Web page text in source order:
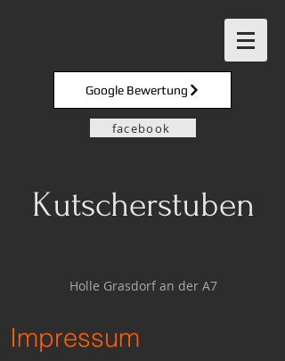
Google Bewertung
facebook
Kutscherstuben
Holle Grasdorf an der A7
Impressum